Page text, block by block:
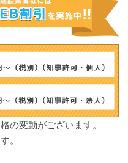
の変動がございます。
。